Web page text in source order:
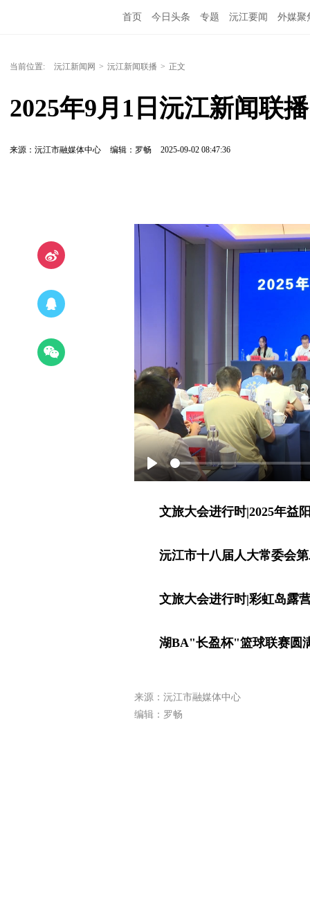
首页 今日头条 专题 沅江要闻 外媒聚
当前位置: 沅江新闻网 > 沅江新闻联播 > 正文
2025年9月1日沅江新闻联播
来源：沅江市融媒体中心 编辑：罗畅 2025-09-02 08:47:36
Play
文旅大会进行时|2025年益
沅江市十八届人大常委会
文旅大会进行时|彩虹岛露
湖BA"长盈杯"篮球联赛圆
来源：沅江市融媒体中心
编辑：罗畅